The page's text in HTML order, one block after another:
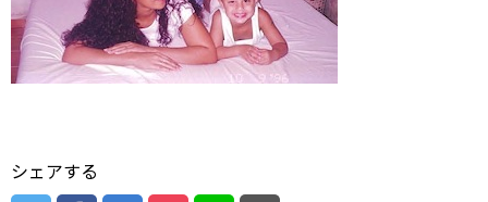
シェアする